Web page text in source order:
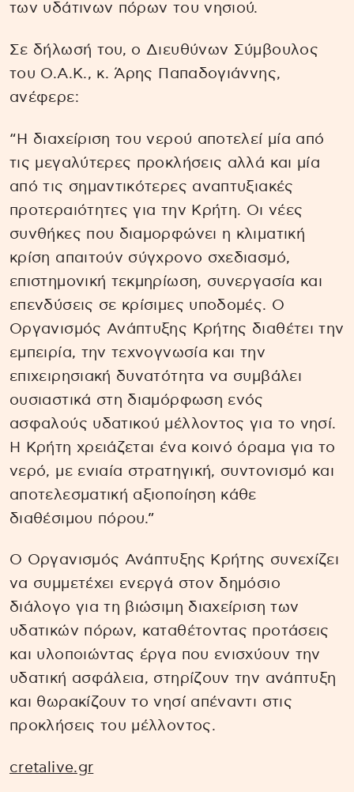
των υδάτινων πόρων του νησιού.
Σε δήλωσή του, ο Διευθύνων Σύμβουλος
του Ο.Α.Κ., κ. Άρης Παπαδογιάννης,
ανέφερε:
“Η διαχείριση του νερού αποτελεί μία από
τις μεγαλύτερες προκλήσεις αλλά και μία
από τις σημαντικότερες αναπτυξιακές
προτεραιότητες για την Κρήτη. Οι νέες
συνθήκες που διαμορφώνει η κλιματική
κρίση απαιτούν σύγχρονο σχεδιασμό,
επιστημονική τεκμηρίωση, συνεργασία και
επενδύσεις σε κρίσιμες υποδομές. Ο
Οργανισμός Ανάπτυξης Κρήτης διαθέτει την
εμπειρία, την τεχνογνωσία και την
επιχειρησιακή δυνατότητα να συμβάλει
ουσιαστικά στη διαμόρφωση ενός
ασφαλούς υδατικού μέλλοντος για το νησί.
Η Κρήτη χρειάζεται ένα κοινό όραμα για το
νερό, με ενιαία στρατηγική, συντονισμό και
αποτελεσματική αξιοποίηση κάθε
διαθέσιμου πόρου.”
Ο Οργανισμός Ανάπτυξης Κρήτης συνεχίζει
να συμμετέχει ενεργά στον δημόσιο
διάλογο για τη βιώσιμη διαχείριση των
υδατικών πόρων, καταθέτοντας προτάσεις
και υλοποιώντας έργα που ενισχύουν την
υδατική ασφάλεια, στηρίζουν την ανάπτυξη
και θωρακίζουν το νησί απέναντι στις
προκλήσεις του μέλλοντος.
cretalive.gr